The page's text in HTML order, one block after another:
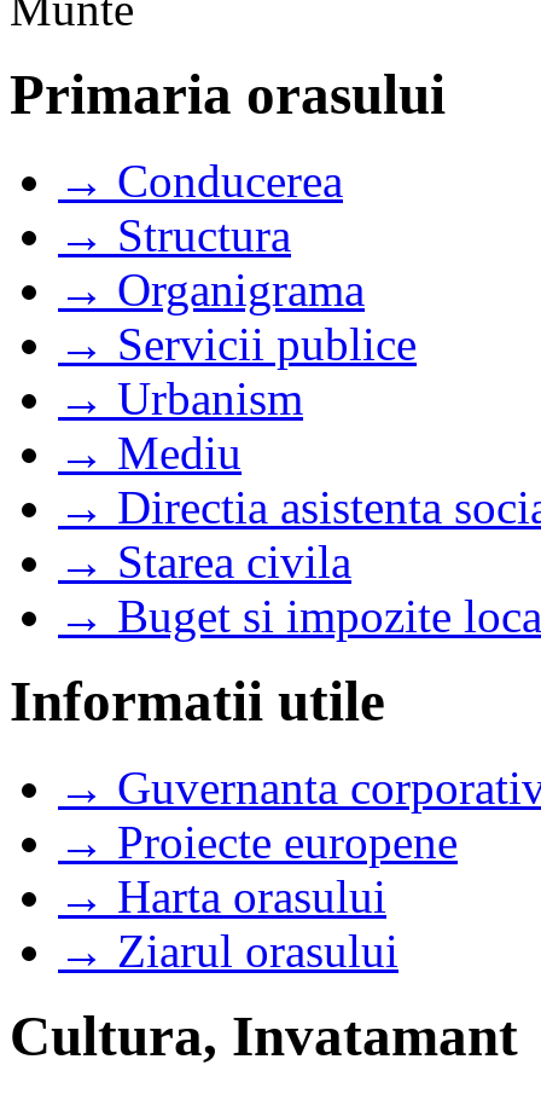
Primaria orasului
→ Conducerea
→ Structura
→ Organigrama
→ Servicii publice
→ Urbanism
→ Mediu
→ Directia asistenta
→ Starea civila
→ Buget si impozite
Informatii utile
→ Guvernanta
→ Proiecte europene
→ Harta orasului
→ Ziarul orasului
Cultura, Invatamant